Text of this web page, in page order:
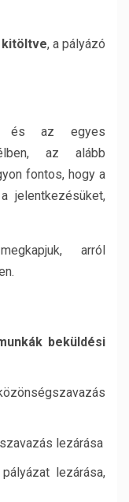
kitöltve, a pályázó
és az egyes
az alább
fontos, hogy a
jelentkezésüket,
arról
beküldési
lezárása
lezárása,